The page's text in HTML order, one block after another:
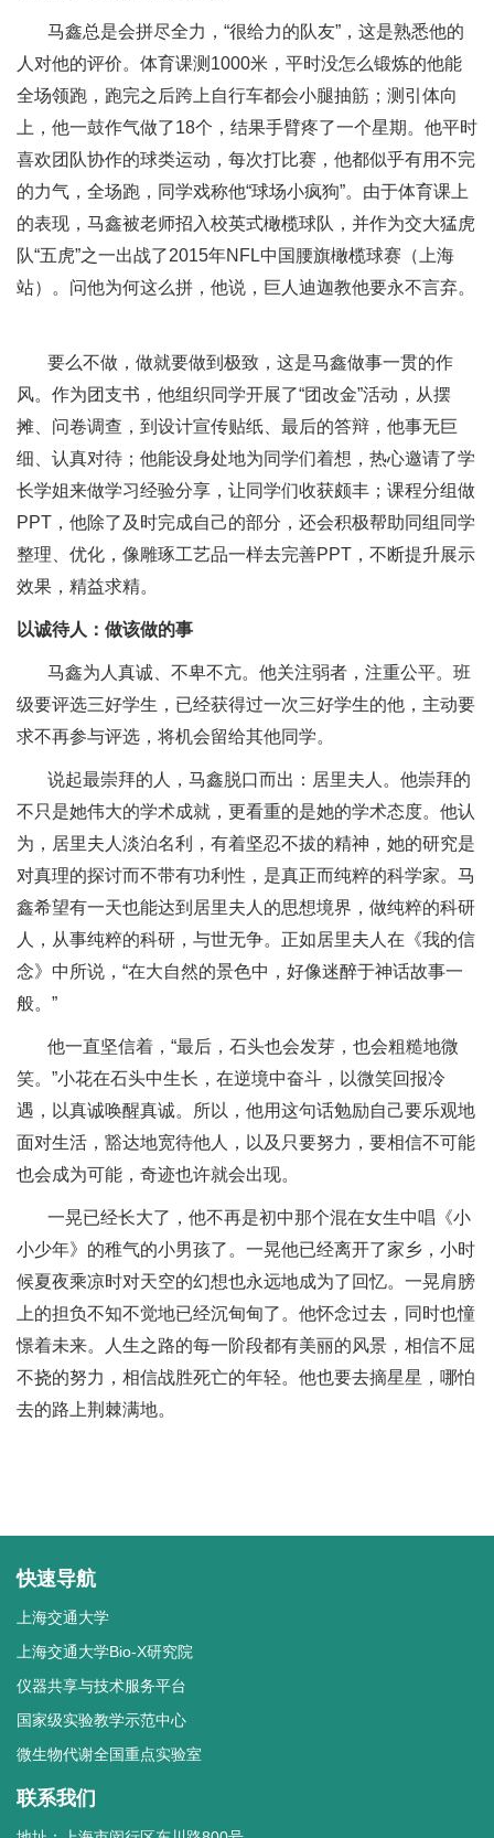
马鑫总是会拼尽全力，“很给力的队友”，这是熟悉他的
人对他的评价。体育课测1000米，平时没怎么锻炼的他能
全场领跑，跑完之后跨上自行车都会小腿抽筋；测引体向
上，他一鼓作气做了18个，结果手臂疼了一个星期。他平时
喜欢团队协作的球类运动，每次打比赛，他都似乎有用不完
的力气，全场跑，同学戏称他“球场小疯狗”。由于体育课上
的表现，马鑫被老师招入校英式橄榄球队，并作为交大猛虎
队“五虎”之一出战了2015年NFL中国腰旗橄榄球赛（上海
站）。问他为何这么拼，他说，巨人迪迦教他要永不言弃。
要么不做，做就要做到极致，这是马鑫做事一贯的作
风。作为团支书，他组织同学开展了“团改金”活动，从摆
摊、问卷调查，到设计宣传贴纸、最后的答辩，他事无巨
细、认真对待；他能设身处地为同学们着想，热心邀请了学
长学姐来做学习经验分享，让同学们收获颇丰；课程分组做
PPT，他除了及时完成自己的部分，还会积极帮助同组同学
整理、优化，像雕琢工艺品一样去完善PPT，不断提升展示
效果，精益求精。
以诚待人：做该做的事
马鑫为人真诚、不卑不亢。他关注弱者，注重公平。班
级要评选三好学生，已经获得过一次三好学生的他，主动要
求不再参与评选，将机会留给其他同学。
说起最崇拜的人，马鑫脱口而出：居里夫人。他崇拜的
不只是她伟大的学术成就，更看重的是她的学术态度。他认
为，居里夫人淡泊名利，有着坚忍不拔的精神，她的研究是
对真理的探讨而不带有功利性，是真正而纯粹的科学家。马
鑫希望有一天也能达到居里夫人的思想境界，做纯粹的科研
人，从事纯粹的科研，与世无争。正如居里夫人在《我的信
念》中所说，“在大自然的景色中，好像迷醉于神话故事一
般。”
他一直坚信着，“最后，石头也会发芽，也会粗糙地微
笑。”小花在石头中生长，在逆境中奋斗，以微笑回报冷
遇，以真诚唤醒真诚。所以，他用这句话勉励自己要乐观地
面对生活，豁达地宽待他人，以及只要努力，要相信不可能
也会成为可能，奇迹也许就会出现。
一晃已经长大了，他不再是初中那个混在女生中唱《小
小少年》的稚气的小男孩了。一晃他已经离开了家乡，小时
候夏夜乘凉时对天空的幻想也永远地成为了回忆。一晃肩膀
上的担负不知不觉地已经沉甸甸了。他怀念过去，同时也憧
憬着未来。人生之路的每一阶段都有美丽的风景，相信不屈
不挠的努力，相信战胜死亡的年轻。他也要去摘星星，哪怕
去的路上荆棘满地。
快速导航
上海交通大学
上海交通大学Bio-X研究院
仪器共享与技术服务平台
国家级实验教学示范中心
微生物代谢全国重点实验室
联系我们